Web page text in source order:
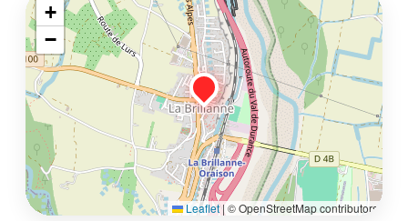
+
−
Leaflet|© OpenStreetMap contributors